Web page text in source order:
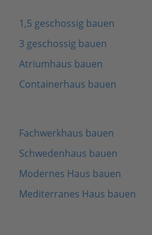
1,5 geschossig bauen
3 geschossig bauen
Atriumhaus bauen
Containerhaus bauen
Fachwerkhaus bauen
Schwedenhaus bauen
Modernes Haus bauen
Mediterranes Haus bauen